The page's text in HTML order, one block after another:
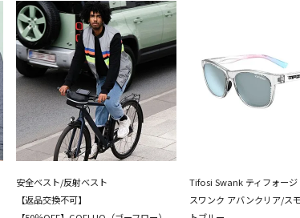
安全ベスト/反射ベスト
【返品交換不可】
Tifosi Swank ティフォージ
スワンク アバンクリア/ス